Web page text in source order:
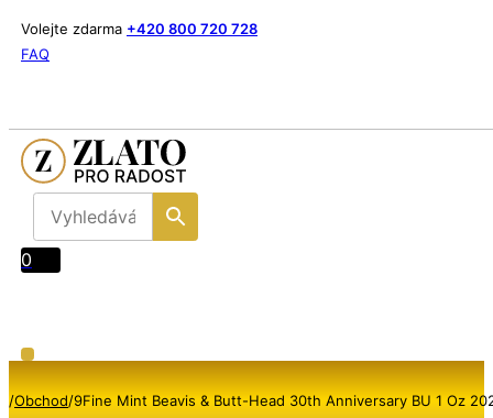
Volejte zdarma +420 800 720 728
FAQ
0
/Obchod/9Fine Mint Beavis & Butt-Head 30th Anniversary BU 1 Oz